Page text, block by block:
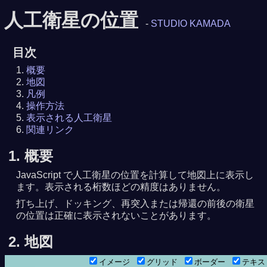
人工衛星の位置 - STUDIO KAMADA
目次
概要
地図
凡例
操作方法
表示される人工衛星
関連リンク
1. 概要
JavaScript で人工衛星の位置を計算して地図上に表示し
ます。表示される桁数ほどの精度はありません。
打ち上げ、ドッキング、再突入または帰還の前後の衛星
の位置は正確に表示されないことがあります。
2. 地図
イメージ グリッド ボーダー テキ